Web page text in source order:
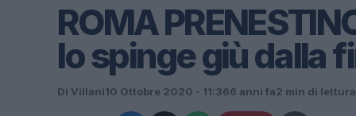
ROMA
lo spinge giù dalla
Di Villani10 Ottobre 2020 - 11:366 anni fa2 min di lettura